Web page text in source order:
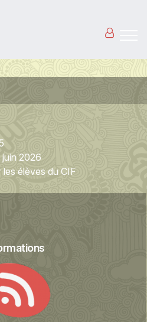
juin 2026
élèves du CIF